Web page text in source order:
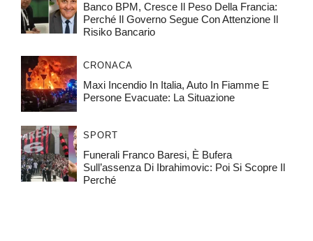
Banco BPM, Cresce Il Peso Della Francia:
Perché Il Governo Segue Con Attenzione Il
Risiko Bancario
CRONACA
Maxi Incendio In Italia, Auto In Fiamme E
Persone Evacuate: La Situazione
SPORT
Funerali Franco Baresi, È Bufera
Sull’assenza Di Ibrahimovic: Poi Si Scopre Il
Perché